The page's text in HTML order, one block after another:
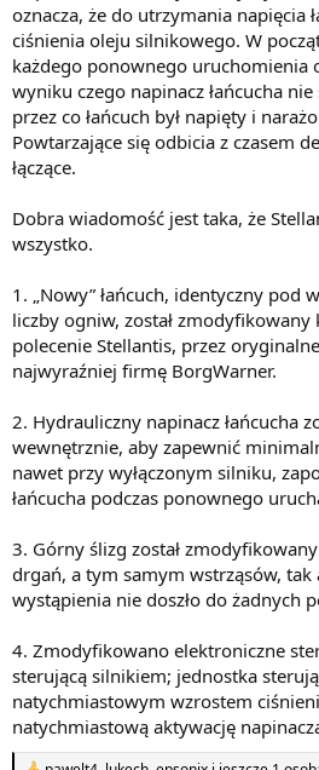
oznacza, że do utrzymania napięcia
ciśnienia oleju silnikowego. W
każdego ponownego uruchomienia
wyniku czego napinacz łańcucha nie
przez co łańcuch był napięty i
Powtarzające się odbicia z czasem
łączące.
Dobra wiadomość jest taka, że
wszystko.
1. „Nowy” łańcuch, identyczny pod
liczby ogniw, został
polecenie Stellantis, przez
najwyraźniej firmę BorgWarner.
2. Hydrauliczny napinacz łańcucha
wewnętrznie, aby zapewnić
nawet przy wyłączonym silniku,
łańcucha podczas ponownego
3. Górny ślizg został
drgań, a tym samym wstrząsów, tak
wystąpienia nie doszło do żadnych
4. Zmodyfikowano elektroniczne
sterującą silnikiem; jednostka
natychmiastowym wzrostem
natychmiastową aktywację